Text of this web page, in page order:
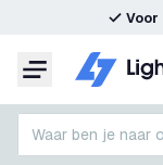
Menu
Waar ben je naar